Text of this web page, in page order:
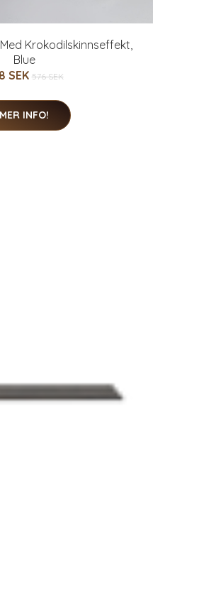
Krokodilskinnseffekt,
Blue
SEK 576 SEK
MER INFO!